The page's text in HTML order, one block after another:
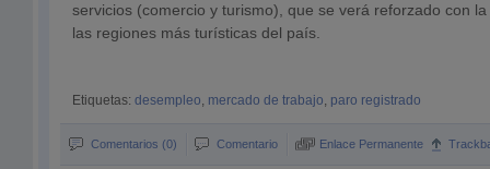
servicios (comercio y turismo), que se verá reforzado con
las regiones más turísticas del país.
Etiquetas: desempleo, mercado de trabajo, paro registrado
Comentarios (0) Comentario Enlace Permanente